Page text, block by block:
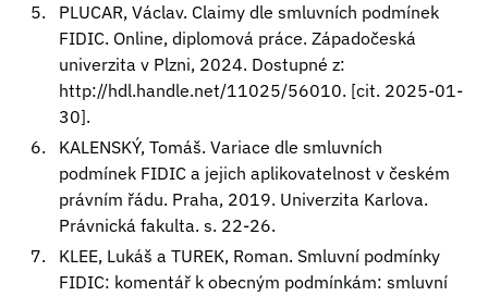
PLUCAR, Václav. Claimy dle smluvních podmínek
FIDIC. Online, diplomová práce. Západočeská
univerzita v Plzni, 2024. Dostupné z:
http://hdl.handle.net/11025/56010. [cit. 2025-01-
30].
KALENSKÝ, Tomáš. Variace dle smluvních
podmínek FIDIC a jejich aplikovatelnost v českém
právním řádu. Praha, 2019. Univerzita Karlova.
Právnická fakulta. s. 22-26.
KLEE, Lukáš a TUREK, Roman. Smluvní podmínky
FIDIC: komentář k obecným podmínkám: smluvní